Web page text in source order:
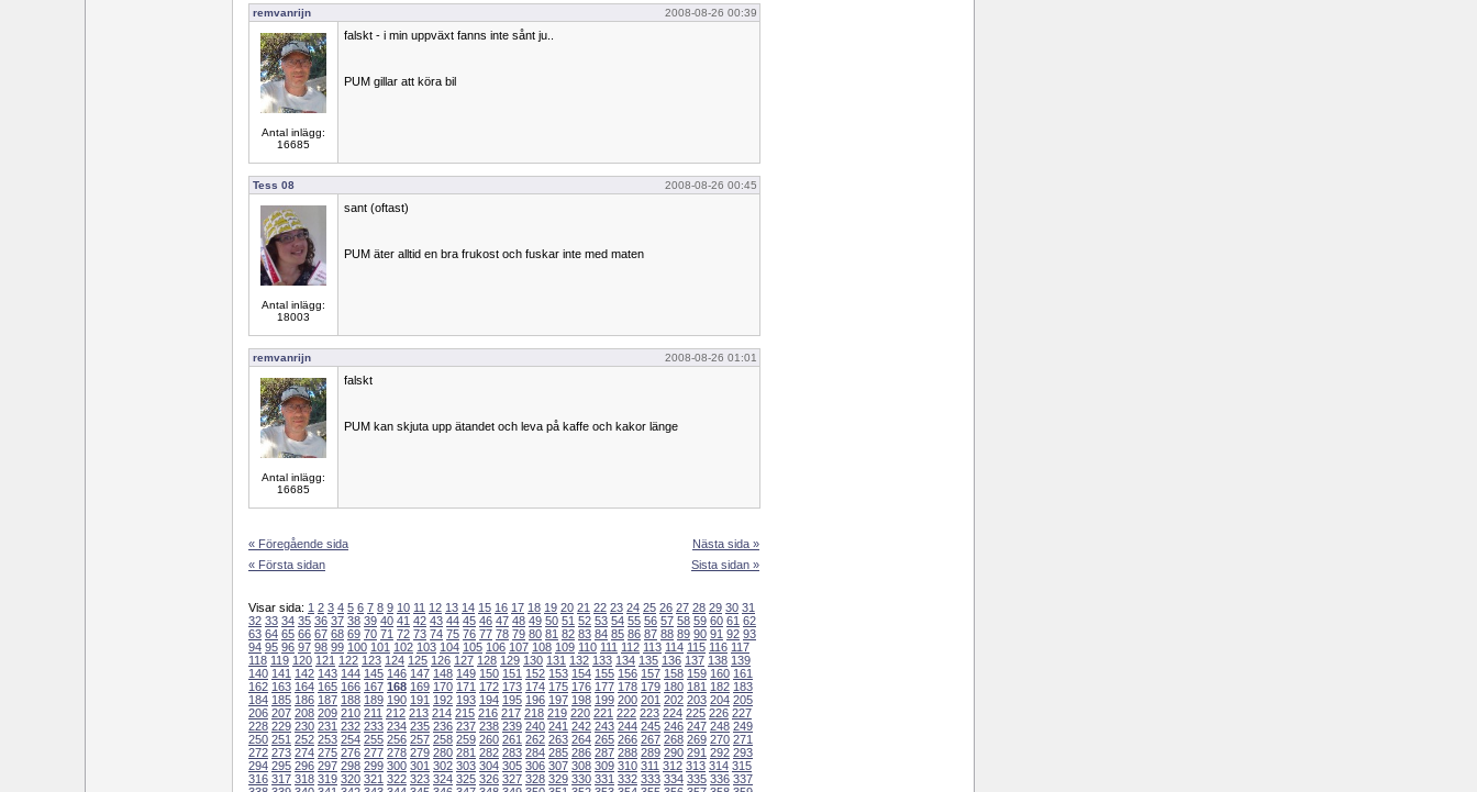
remvanrijn 2008-08-26 00:39
Antal inlägg:
16685
falskt - i min uppväxt fanns inte sånt ju..
PUM gillar att köra bil
Tess 08 2008-08-26 00:45
Antal inlägg:
18003
sant (oftast)
PUM äter alltid en bra frukost och fuskar inte med maten
remvanrijn 2008-08-26 01:01
Antal inlägg:
16685
falskt
PUM kan skjuta upp ätandet och leva på kaffe och kakor länge
« Föregående sida
« Första sidan
Nästa sida »
Sista sidan »
Visar sida: 1 2 3 4 5 6 7 8 9 10 11 12 13 14 15 16 17 18 19 20 21 22 23 24 25 26 27 28 29 30 31
32 33 34 35 36 37 38 39 40 41 42 43 44 45 46 47 48 49 50 51 52 53 54 55 56 57 58 59 60 61 62
63 64 65 66 67 68 69 70 71 72 73 74 75 76 77 78 79 80 81 82 83 84 85 86 87 88 89 90 91 92 93
94 95 96 97 98 99 100 101 102 103 104 105 106 107 108 109 110 111 112 113 114 115 116 117
118 119 120 121 122 123 124 125 126 127 128 129 130 131 132 133 134 135 136 137 138 139
140 141 142 143 144 145 146 147 148 149 150 151 152 153 154 155 156 157 158 159 160 161
162 163 164 165 166 167 168 169 170 171 172 173 174 175 176 177 178 179 180 181 182 183
184 185 186 187 188 189 190 191 192 193 194 195 196 197 198 199 200 201 202 203 204 205
206 207 208 209 210 211 212 213 214 215 216 217 218 219 220 221 222 223 224 225 226 227
228 229 230 231 232 233 234 235 236 237 238 239 240 241 242 243 244 245 246 247 248 249
250 251 252 253 254 255 256 257 258 259 260 261 262 263 264 265 266 267 268 269 270 271
272 273 274 275 276 277 278 279 280 281 282 283 284 285 286 287 288 289 290 291 292 293
294 295 296 297 298 299 300 301 302 303 304 305 306 307 308 309 310 311 312 313 314 315
316 317 318 319 320 321 322 323 324 325 326 327 328 329 330 331 332 333 334 335 336 337